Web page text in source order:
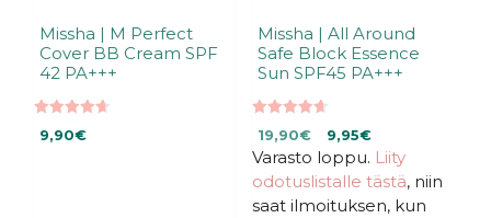
Missha | M Perfect
Cover BB Cream SPF
42 PA+++
5:stä
9,90€
Missha | All Around
Safe Block Essence
Sun SPF45 PA+++
5:stä
Alkuperäinen
hinta
oli:
19,90€.
19,90€Nykyinen
hinta
on:
19,90€.
9,95€
Varasto loppu. Liity
odotuslistalle tästä, niin
saat ilmoituksen, kun